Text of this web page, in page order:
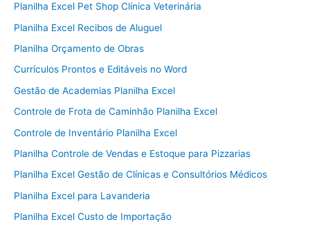
Planilha Excel Pet Shop Clínica Veterinária
Planilha Excel Recibos de Aluguel
Planilha Orçamento de Obras
Currículos Prontos e Editáveis no Word
Gestão de Academias Planilha Excel
Controle de Frota de Caminhão Planilha Excel
Controle de Inventário Planilha Excel
Planilha Controle de Vendas e Estoque para Pizzarias
Planilha Excel Gestão de Clínicas e Consultórios Médicos
Planilha Excel para Lavanderia
Planilha Excel Custo de Importação